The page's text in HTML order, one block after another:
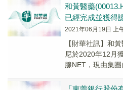
和黃醫藥
已經完成並獲得
2021年06月19日 上
【財華社訊】和
尼於2020年12月
腺NET，現由集團